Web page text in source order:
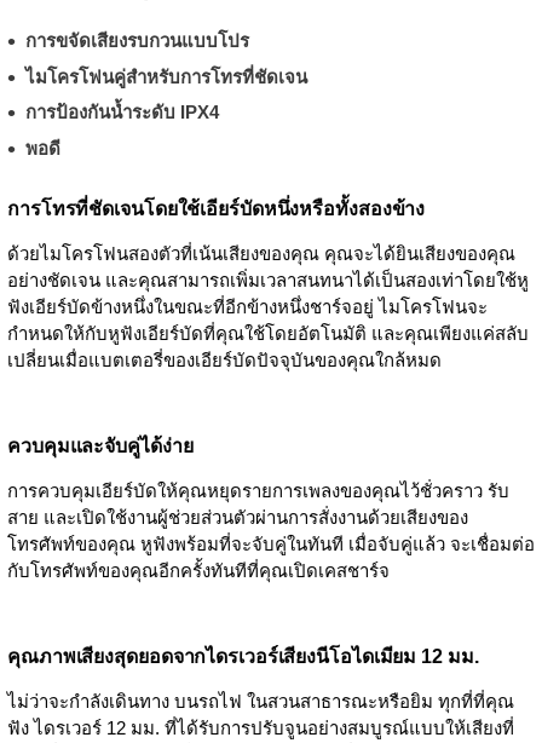
การขจัดเสียงรบกวนแบบโปร
ไมโครโฟนคู่สำหรับการโทรที่ชัดเจน
การป้องกันน้ำระดับ IPX4
พอดี
การโทรที่ชัดเจนโดยใช้เอียร์บัดหนึ่งหรือทั้งสองข้าง
ด้วยไมโครโฟนสองตัวที่เน้นเสียงของคุณ คุณจะได้ยินเสียงของคุณ
อย่างชัดเจน และคุณสามารถเพิ่มเวลาสนทนาได้เป็นสองเท่าโดยใช้หู
ฟังเอียร์บัดข้างหนึ่งในขณะที่อีกข้างหนึ่งชาร์จอยู่ ไมโครโฟนจะ
กำหนดให้กับหูฟังเอียร์บัดที่คุณใช้โดยอัตโนมัติ และคุณเพียงแค่สลับ
เปลี่ยนเมื่อแบตเตอรี่ของเอียร์บัดปัจจุบันของคุณใกล้หมด
ควบคุมและจับคู่ได้ง่าย
การควบคุมเอียร์บัดให้คุณหยุดรายการเพลงของคุณไว้ชั่วคราว รับ
สาย และเปิดใช้งานผู้ช่วยส่วนตัวผ่านการสั่งงานด้วยเสียงของ
โทรศัพท์ของคุณ หูฟังพร้อมที่จะจับคู่ในทันที เมื่อจับคู่แล้ว จะเชื่อมต่อ
กับโทรศัพท์ของคุณอีกครั้งทันทีที่คุณเปิดเคสชาร์จ
คุณภาพเสียงสุดยอดจากไดรเวอร์เสียงนีโอไดเมียม 12 มม.
ไม่ว่าจะกำลังเดินทาง บนรถไฟ ในสวนสาธารณะหรือยิม ทุกที่ที่คุณ
ฟัง ไดรเวอร์ 12 มม. ที่ได้รับการปรับจูนอย่างสมบูรณ์แบบให้เสียงที่